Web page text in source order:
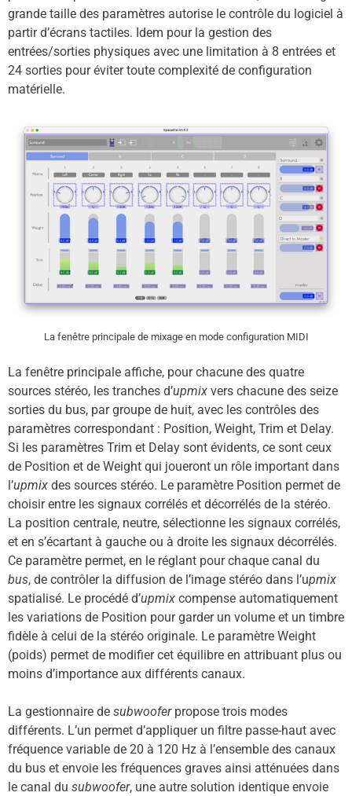
grande taille des paramètres autorise le contrôle du logiciel à
partir d’écrans tactiles. Idem pour la gestion des
entrées/sorties physiques avec une limitation à 8 entrées et
24 sorties pour éviter toute complexité de configuration
matérielle.
La fenêtre principale de mixage en mode configuration MIDI
La fenêtre principale affiche, pour chacune des quatre
sources stéréo, les tranches d’upmix vers chacune des seize
sorties du bus, par groupe de huit, avec les contrôles des
paramètres correspondant : Position, Weight, Trim et Delay.
Si les paramètres Trim et Delay sont évidents, ce sont ceux
de Position et de Weight qui joueront un rôle important dans
l’upmix des sources stéréo. Le paramètre Position permet de
choisir entre les signaux corrélés et décorrélés de la stéréo.
La position centrale, neutre, sélectionne les signaux corrélés,
et en s’écartant à gauche ou à droite les signaux décorrélés.
Ce paramètre permet, en le réglant pour chaque canal du
bus, de contrôler la diffusion de l’image stéréo dans l’upmix
spatialisé. Le procédé d’upmix compense automatiquement
les variations de Position pour garder un volume et un timbre
fidèle à celui de la stéréo originale. Le paramètre Weight
(poids) permet de modifier cet équilibre en attribuant plus ou
moins d’importance aux différents canaux.
La gestionnaire de subwooferpropose trois modes
différents. L’un permet d’appliquer un filtre passe-haut avec
fréquence variable de 20 à 120 Hz à l’ensemble des canaux
du bus et envoie les fréquences graves ainsi atténuées dans
le canal du subwoofer, une autre solution identique envoie